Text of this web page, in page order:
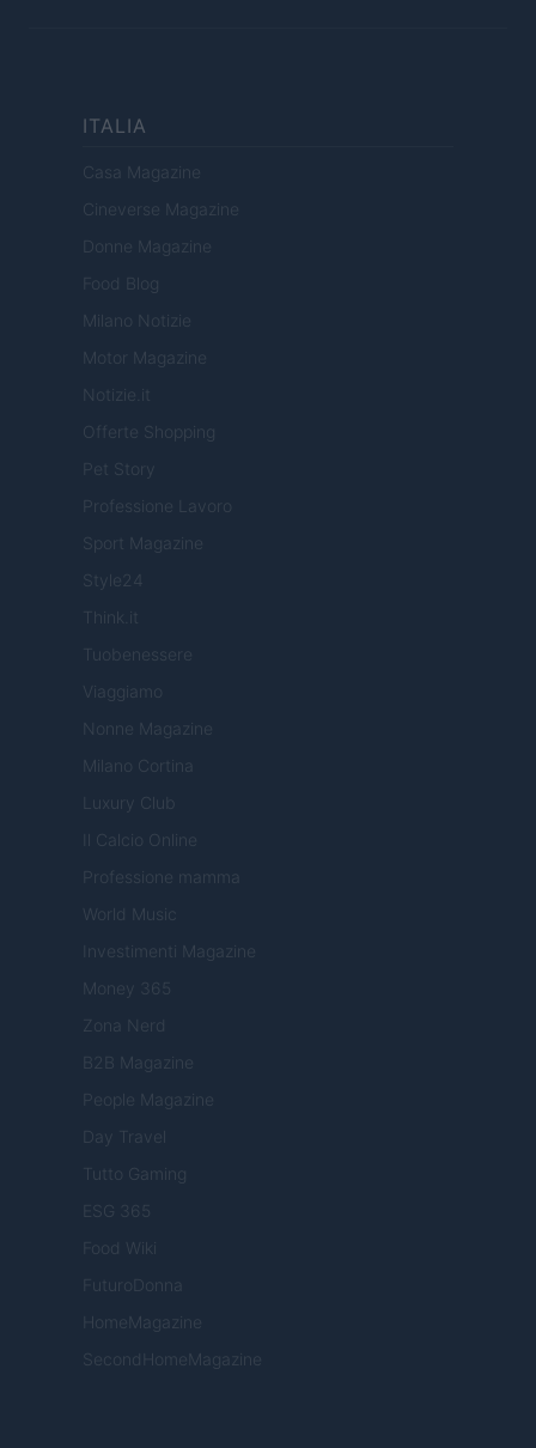
ITALIA
Casa Magazine
Cineverse Magazine
Donne Magazine
Food Blog
Milano Notizie
Motor Magazine
Notizie.it
Offerte Shopping
Pet Story
Professione Lavoro
Sport Magazine
Style24
Think.it
Tuobenessere
Viaggiamo
Nonne Magazine
Milano Cortina
Luxury Club
Il Calcio Online
Professione mamma
World Music
Investimenti Magazine
Money 365
Zona Nerd
B2B Magazine
People Magazine
Day Travel
Tutto Gaming
ESG 365
Food Wiki
FuturoDonna
HomeMagazine
SecondHomeMagazine